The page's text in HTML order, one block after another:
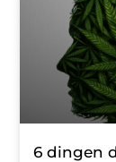
6 dingen